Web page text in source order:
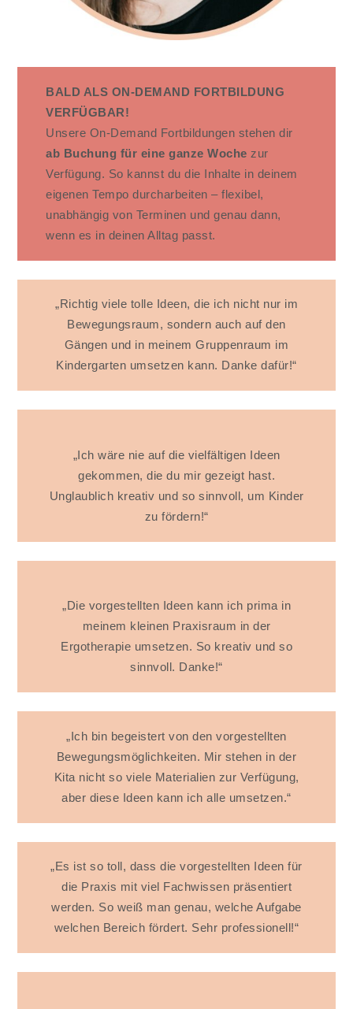
BALD ALS ON-DEMAND FORTBILDUNG
VERFÜGBAR!
Unsere On-Demand Fortbildungen stehen dir
ab Buchung für eine ganze Woche zur
Verfügung. So kannst du die Inhalte in deinem
eigenen Tempo durcharbeiten – flexibel,
unabhängig von Terminen und genau dann,
wenn es in deinen Alltag passt.
„Richtig viele tolle Ideen, die ich nicht nur im
Bewegungsraum, sondern auch auf den
Gängen und in meinem Gruppenraum im
Kindergarten umsetzen kann. Danke dafür!“
„Ich wäre nie auf die vielfältigen Ideen
gekommen, die du mir gezeigt hast.
Unglaublich kreativ und so sinnvoll, um Kinder
zu fördern!“
„Die vorgestellten Ideen kann ich prima in
meinem kleinen Praxisraum in der
Ergotherapie umsetzen. So kreativ und so
sinnvoll. Danke!“
„Ich bin begeistert von den vorgestellten
Bewegungsmöglichkeiten. Mir stehen in der
Kita nicht so viele Materialien zur Verfügung,
aber diese Ideen kann ich alle umsetzen.“
„Es ist so toll, dass die vorgestellten Ideen für
die Praxis mit viel Fachwissen präsentiert
werden. So weiß man genau, welche Aufgabe
welchen Bereich fördert. Sehr professionell!“